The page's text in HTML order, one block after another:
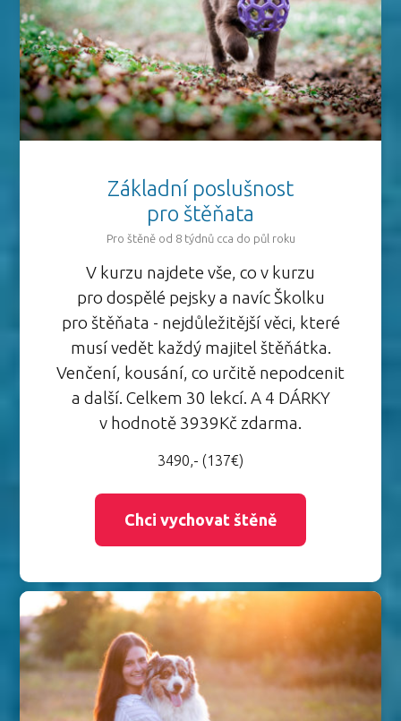
Základní poslušnost
pro štěňata
Pro štěně od 8 týdnů cca do půl roku
V kurzu najdete vše, co v kurzu
pro dospělé pejsky a navíc Školku
pro štěňata - nejdůležitější věci, které
musí vedět každý majitel štěňátka.
Venčení, kousání, co určitě nepodcenit
a další. Celkem 30 lekcí. A 4 DÁRKY
v hodnotě 3939Kč zdarma.
3490,- (137€)
Chci vychovat štěně